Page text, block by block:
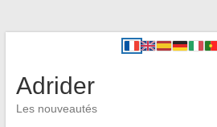
Adrider
Les nouveautés